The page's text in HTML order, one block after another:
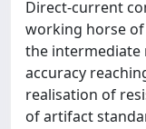
Direct-current
working horse
the intermediate
accuracy
realisation of
of artifact